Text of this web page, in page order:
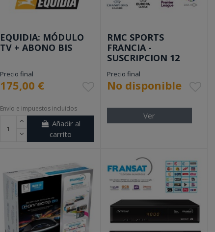
EQUIDIA: MÓDULO
TV + ABONO BIS
Precio final
175,00 €
Envío e impuestos incluidos
Añadir al
carrito
RMC SPORTS
FRANCIA -
SUSCRIPCION 12
Precio final
No disponible
Ver